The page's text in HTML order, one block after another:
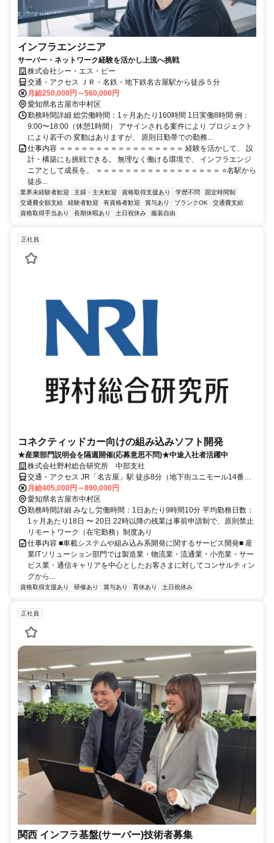
インフラエンジニア
サーバー・ネットワーク経験を活かし上流へ挑戦
株式会社シー・エス・ピー
交通・アクセス ＪＲ・名鉄・地下鉄名古屋駅から徒歩５分
月給250,000円～560,000円
愛知県名古屋市中村区
勤務時間詳細 総労働時間：1ヶ月あたり160時間 1日実働8時間 例：
9:00〜18:00（休憩1時間） アサインされる案件により プロジェクト
により若干の 変動はありますが、 原則日勤帯での勤務...
仕事内容 ＝＝＝＝＝＝＝＝＝＝＝＝＝＝＝＝＝ 経験を活かして、 設
計・構築にも挑戦できる。 無理なく働ける環境で、 インフラエンジ
ニアとして成長を。 ＝＝＝＝＝＝＝＝＝＝＝＝＝＝＝＝＝ ⭐名駅から
徒歩...
業界未経験者歓迎 主婦・主夫歓迎 資格取得支援あり 学歴不問
固定時間制
交通費全額支給
経験者歓迎 有資格者歓迎 賞与あり ブランクOK
交通費支給
資格取得手当あり
長期休暇あり 土日祝休み 服装自由
正社員
コネクティッドカー向けの組み込みソフト開発
★産業部門説明会を隔週開催(応募意思不問)★中途入社者活躍中
株式会社野村総合研究所 中部支社
交通・アクセス JR「名古屋」駅 徒歩8分（地下街ユニモール14番出
口すぐ）/地下鉄桜通線「国際センター」駅 徒歩1分（地下1階で国際
センター駅とエレベータ設置によるバリアフリー接続 ）
月給405,000円～890,000円
愛知県名古屋市中村区
勤務時間詳細 みなし労働時間：1日あたり9時間10分 平均勤務日数：
1ヶ月あたり18日 〜 20日 22時以降の残業は事前申請制で、原則禁止
リモートワーク（在宅勤務）制度あり
仕事内容 ■車載システムや組み込み系開発に関するサービス開発■ 産
業ITソリューション部門では製造業・物流業・流通業・小売業・サー
ビス業・通信キャリアを中心としたお客さまに対してコンサルティン
グから...
資格取得支援あり 研修あり 賞与あり 育休あり 土日祝休み
正社員
関西 インフラ基盤(サーバー)技術者募集